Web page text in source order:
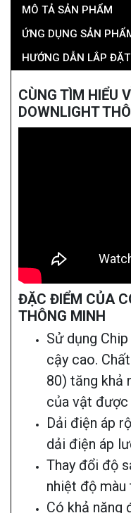
MÔ TẢ SẢN PHẨM
ỨNG DỤNG SẢN
HƯỚNG DẪN LẮP
CÙNG TÌM HIỂU
DOWNLIGHT
ĐẶC ĐIỂM CỦA
THÔNG MINH
Sử dụng
cậy cao.
80) tăng khả
của vật được
Dải điện áp
dải điện áp
Thay đổi độ
nhiệt độ
Có khả năng